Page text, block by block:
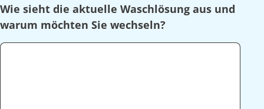
Wie sieht die aktuelle Waschlösung aus und
warum möchten Sie wechseln?